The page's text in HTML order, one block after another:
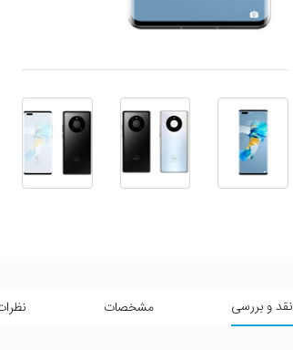
نقد و بررسی مشخصات